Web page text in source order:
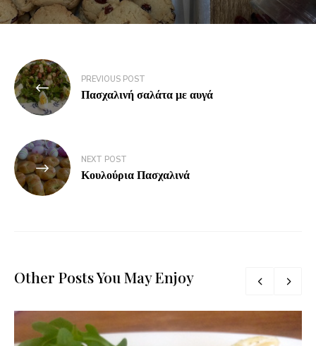
PREVIOUS POST
Πασχαλινή σαλάτα με αυγά
NEXT POST
Κουλούρια Πασχαλινά
Other Posts You May Enjoy